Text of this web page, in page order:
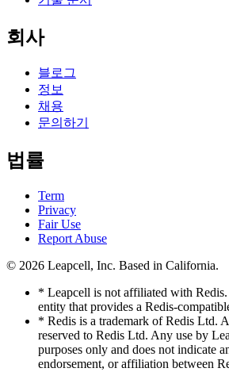
회사
블로그
정보
채용
문의하기
법률
Term
Privacy
Fair Use
Report Abuse
© 2026 Leapcell, Inc. Based in California.
* Leapcell is not affiliated with Redis.
entity that provides a Redis-
* Redis is a trademark of Redis Ltd.
reserved to Redis Ltd. Any use by
purposes only and does not indicate
endorsement, or affiliation between